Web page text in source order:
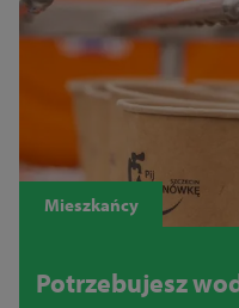
Mieszkańcy
Potrzebujesz